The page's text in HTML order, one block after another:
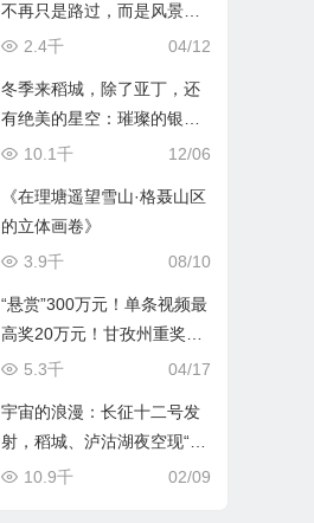
不再只是路过，而是风景本
身！从通道到画廊，交旅融
04/12
2.4千
冬季来稻城，除了亚丁，还
有绝美的星空：璀璨的银
河、千年相约的流星雨、天
河……
12/06
10.1千
《在理塘遥望雪山·格聂山区
的立体画卷》
08/10
3.9千
“悬赏”300万元！单条视频最
高奖20万元！甘孜州重奖文
旅宣传新媒体达人
04/17
5.3千
宇宙的浪漫：长征十二号发
射，稻城、泸沽湖夜空现“火
箭云”，与贡嘎雪山猎户座共
02/09
10.9千